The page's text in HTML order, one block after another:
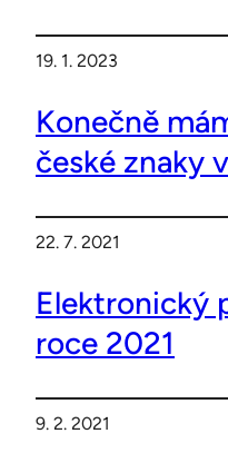
19. 1. 2023
Konečně
české znaky
22. 7. 2021
Elektronický
roce 2021
9. 2. 2021